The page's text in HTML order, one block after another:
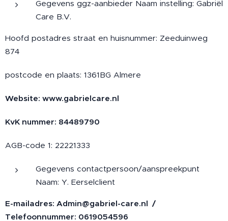
Gegevens ggz-aanbieder Naam instelling: Gabriël
Care B.V.
Hoofd postadres straat en huisnummer: Zeeduinweg
874
postcode en plaats: 1361BG Almere
Website: www.gabrielcare.nl
KvK nummer: 84489790
AGB-code 1: 22221333
Gegevens contactpersoon/aanspreekpunt
Naam: Y. Eerselclient
E-mailadres: Admin@gabriel-care.nl /
Telefoonnummer: 0619054596